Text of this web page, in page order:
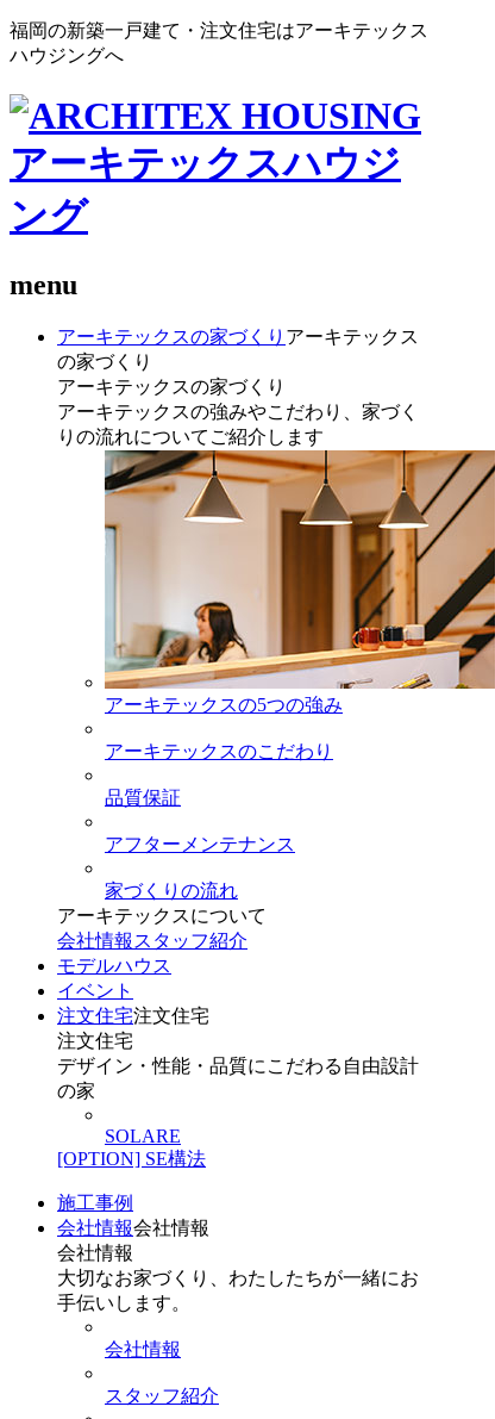
福岡の新築一戸建て・注文住宅はアーキテックス
ハウジングへ
menu
アーキテックスの家づくり アーキテックス
の家づくり
アーキテックスの家づくり
アーキテックスの強みやこだわり、家づく
りの流れについてご紹介します
アーキテックスの5つの強み
アーキテックスのこだわり
品質保証
アフターメンテナンス
家づくりの流れ
アーキテックスについて
会社情報 スタッフ紹介
モデルハウス
イベント
注文住宅注文住宅
注文住宅
デザイン・性能・品質にこだわる自由設計
の家
SOLARE
[OPTION] SE構法
施工事例
会社情報会社情報
会社情報
大切なお家づくり、わたしたちが一緒にお
手伝いします。
会社情報
スタッフ紹介